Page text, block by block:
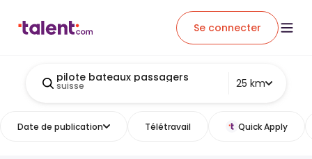
Se connecter
pilote bateaux passagers
suisse 25 km
Date de publication Télétravail Quick Apply